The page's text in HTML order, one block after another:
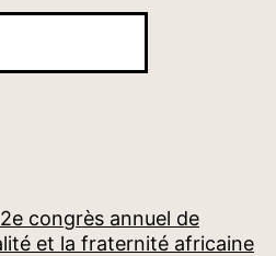
congrès annuel de
et la fraternité africaine